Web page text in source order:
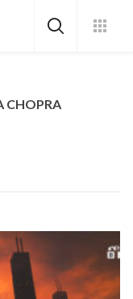
CHOPRA